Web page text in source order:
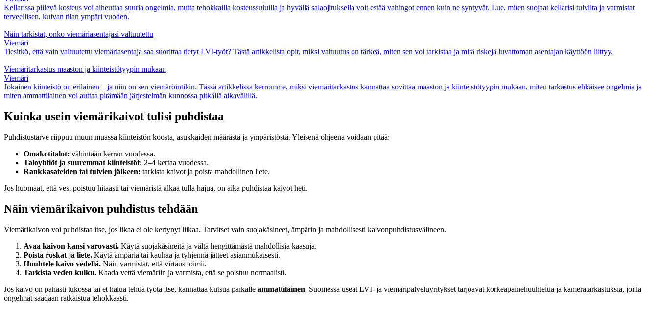
Kellarissa piilevä kosteus voi aiheuttaa suuria ongelmia, mutta tehokkailla kosteussuluilla ja hyvällä salaojituksella voit estää vahingot ennen kuin ne syntyvät. Lue, miten suojaat kellarisi tulvilta ja varmistat
terveellisen, kuivan tilan ympäri vuoden.
Näin tarkistat, onko viemäriasentajasi valtuutettu
Viemäri
Tiesitkö, että vain valtuutettu viemäriasentaja saa suorittaa tietyt LVI-työt? Tästä artikkelista opit, miksi valtuutus on tärkeä, miten sen voi tarkistaa ja mitä riskejä luvattoman asentajan käyttöön liittyy.
Viemäritarkastus maaston ja kiinteistötyypin mukaan
Viemäri
Jokainen kiinteistö on erilainen – ja niin on sen viemäröintikin. Tässä artikkelissa kerromme, miksi viemäritarkastus kannattaa sovittaa maaston ja kiinteistötyypin mukaan, miten tarkastus ehkäisee ongelmia ja
miten ammattilainen voi auttaa pitämään järjestelmän kunnossa pitkällä aikavälillä.
Kuinka usein viemärikaivot tulisi puhdistaa
Puhdistustarve riippuu muun muassa kiinteistön koosta, asukkaiden määrästä ja ympäristöstä. Yleisenä ohjeena voidaan pitää:
Omakotitalot: vähintään kerran vuodessa.
Taloyhtiöt ja suuremmat kiinteistöt: 2–4 kertaa vuodessa.
Rankkasateiden tai tulvien jälkeen: tarkista kaivot ja poista mahdollinen liete.
Jos huomaat, että vesi poistuu hitaasti tai viemäristä alkaa tulla hajua, on aika puhdistaa kaivot heti.
Näin viemärikaivon puhdistus tehdään
Viemärikaivon voi puhdistaa itse, jos likaa ei ole kertynyt liikaa. Tarvitset vain suojakäsineet, ämpärin ja mahdollisesti kaivonpuhdistusvälineen.
Avaa kaivon kansi varovasti. Käytä suojakäsineitä ja vältä hengittämästä mahdollisia kaasuja.
Poista roskat ja liete. Käytä ämpäriä tai kauhaa ja tyhjennä jätteet asianmukaisesti.
Huuhtele kaivo vedellä. Näin varmistat, että virtaus toimii.
Tarkista veden kulku. Kaada vettä viemäriin ja varmista, että se poistuu normaalisti.
Jos kaivo on pahasti tukossa tai et halua tehdä työtä itse, kannattaa kutsua paikalle ammattilainen. Suomessa useat LVI- ja viemäripalveluyritykset tarjoavat korkeapainehuuhtelua ja kameratarkastuksia, joilla
ongelmat saadaan ratkaistua tehokkaasti.